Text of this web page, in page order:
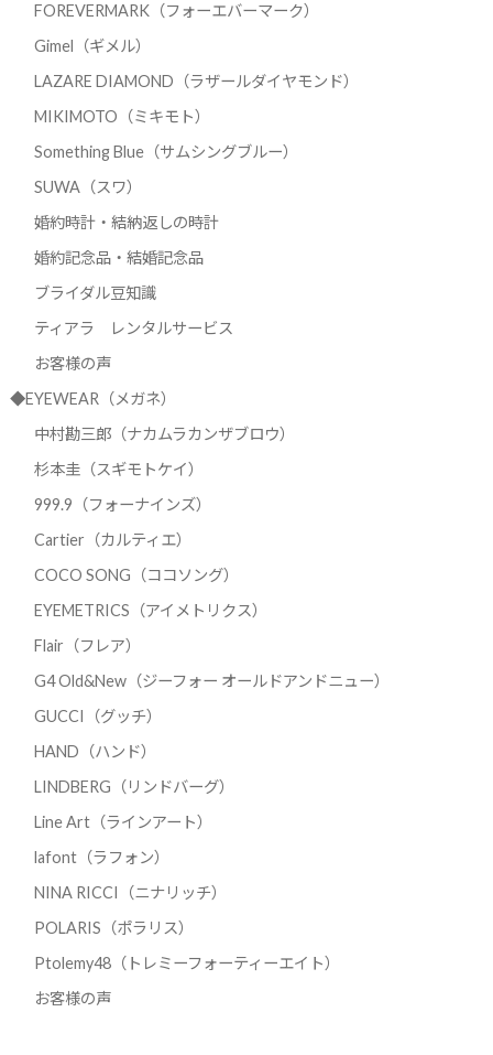
FOREVERMARK（フォーエバーマーク）
Gimel（ギメル）
LAZARE DIAMOND（ラザールダイヤモンド）
MIKIMOTO（ミキモト）
Something Blue（サムシングブルー）
SUWA（スワ）
婚約時計・結納返しの時計
婚約記念品・結婚記念品
ブライダル豆知識
ティアラ レンタルサービス
お客様の声
◆EYEWEAR（メガネ）
中村勘三郎（ナカムラカンザブロウ）
杉本圭（スギモトケイ）
999.9（フォーナインズ）
Cartier（カルティエ）
COCO SONG（ココソング）
EYEMETRICS（アイメトリクス）
Flair（フレア）
G4 Old&New（ジーフォー オールドアンドニュー）
GUCCI（グッチ）
HAND（ハンド）
LINDBERG（リンドバーグ）
Line Art（ラインアート）
lafont（ラフォン）
NINA RICCI（ニナリッチ）
POLARIS（ポラリス）
Ptolemy48（トレミーフォーティーエイト）
お客様の声